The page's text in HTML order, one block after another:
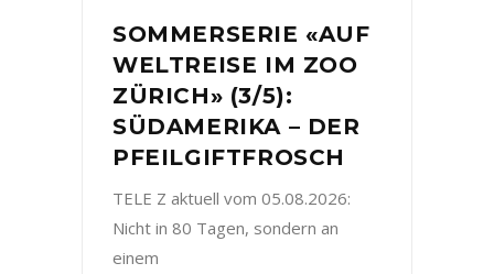
SOMMERSERIE «AUF
WELTREISE IM ZOO
ZÜRICH» (3/5):
SÜDAMERIKA – DER
PFEILGIFTFROSCH
TELE Z aktuell vom 05.08.2026:
Nicht in 80 Tagen, sondern an
einem